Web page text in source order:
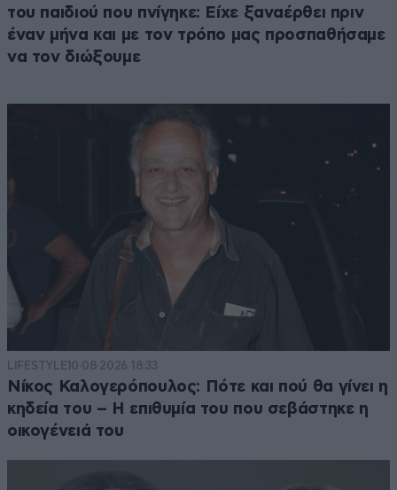
του παιδιού που πνίγηκε: Είχε ξαναέρθει πριν
έναν μήνα και με τον τρόπο μας προσπαθήσαμε
να τον διώξουμε
LIFESTYLE10·08·2026 18:33
Νίκος Καλογερόπουλος: Πότε και πού θα γίνει η
κηδεία του – Η επιθυμία του που σεβάστηκε η
οικογένειά του